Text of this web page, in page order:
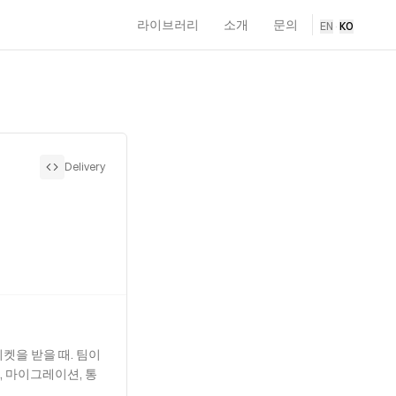
라이브러리 소개 문의 EN · KO
Delivery
을 받을 때. 팀이
이그레이션, 통